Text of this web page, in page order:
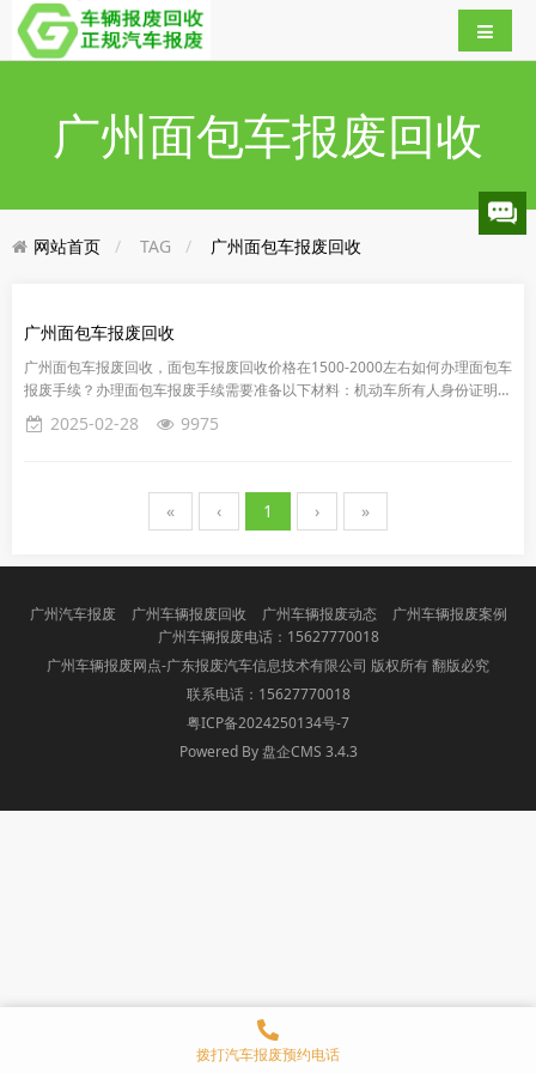
广州面包车报废回收
网站首页 TAG 广州面包车报废回收
广州面包车报废回收
广州面包车报废回收，面包车报废回收价格在1500-2000左右如何办理面包车
报废手续？办理面包车报废手续需要准备以下材料：机动车所有人身份证明
（单位汽车组织机构代码证、私家车所有人身份证）、机动车登记...
2025-02-28 9975
« ‹ 1 › »
广州汽车报废 广州车辆报废回收 广州车辆报废动态
广州车辆报废案例
广州车辆报废电话：15627770018
广州车辆报废网点-广东报废汽车信息技术有限公司 版权所有 翻版必究
联系电话：15627770018
粤ICP备2024250134号-7
Powered By 盘企CMS 3.4.3
盘企CMS
拨打汽车报废预约电话